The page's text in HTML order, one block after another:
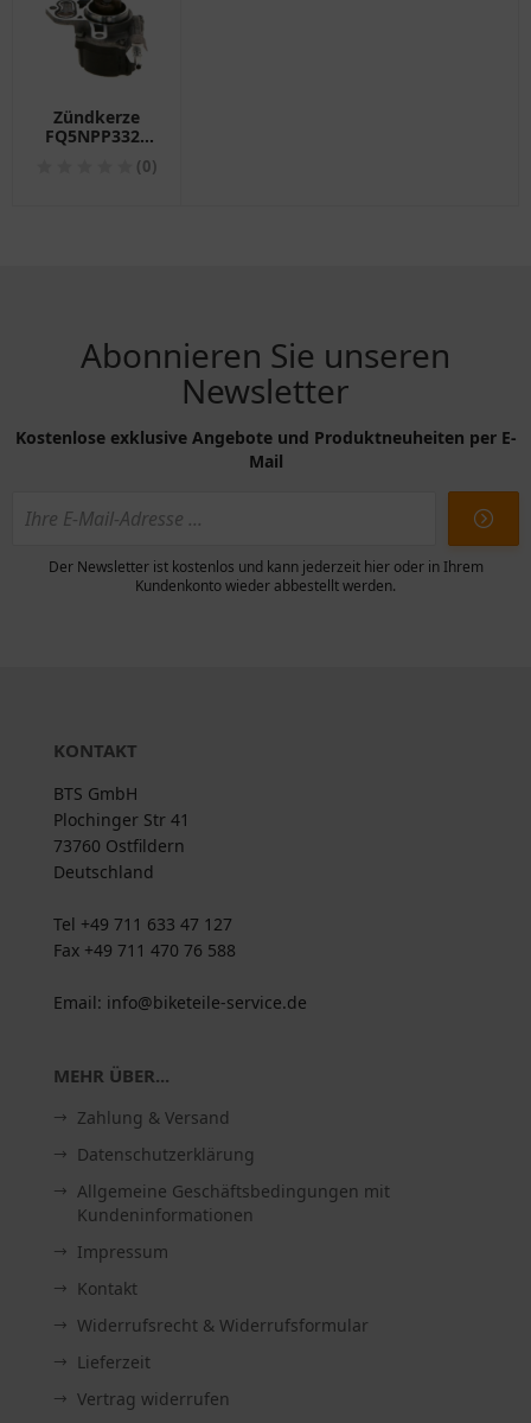
Zündkerze
FQ5NPP332S
von Bosch,
Alternative:(0)
Abonnieren Sie unseren
Newsletter
Kostenlose exklusive Angebote und Produktneuheiten per E-
Mail
Der Newsletter ist kostenlos und kann jederzeit hier oder in Ihrem
Kundenkonto wieder abbestellt werden.
KONTAKT
BTS GmbH
Plochinger Str 41
73760 Ostfildern
Deutschland
Tel +49 711 633 47 127
Fax +49 711 470 76 588
Email: info@biketeile-service.de
MEHR ÜBER...
Zahlung & Versand
Datenschutzerklärung
Allgemeine Geschäftsbedingungen mit
Kundeninformationen
Impressum
Kontakt
Widerrufsrecht & Widerrufsformular
Lieferzeit
Vertrag widerrufen